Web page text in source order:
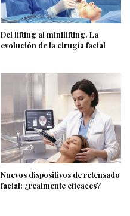
Del lifting al minilifting. La
evolución de la cirugía facial
Nuevos dispositivos de retensado
facial: ¿realmente eficaces?